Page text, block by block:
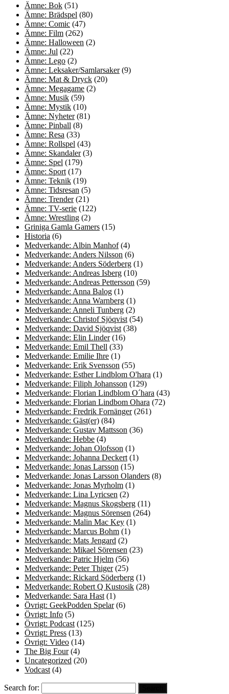
Ämne: Bok (51)
Ämne: Brädspel (80)
Ämne: Comic (47)
Ämne: Film (262)
Ämne: Halloween (2)
Ämne: Jul (22)
Ämne: Lego (2)
Ämne: Leksaker/Samlarsaker(9)
Ämne: Mat & Dryck (20)
Ämne: Megagame (2)
Ämne: Musik (59)
Ämne: Mystik (10)
Ämne: Nyheter(81)
Ämne: Pinball (8)
Ämne: Resa (33)
Ämne: Rollspel (43)
Ämne: Skandaler(3)
Ämne: Spel (179)
Ämne: Sport (17)
Ämne: Teknik (19)
Ämne: Tidsresan (5)
Ämne: Trender(21)
Ämne: TV-serie (122)
Ämne: Wrestling (2)
Griniga Gamla Gamers (15)
Historia (6)
Medverkande: Albin Manhof(4)
Medverkande: Anders Nilsson (6)
Medverkande: Anders Söderberg (1)
Medverkande: Andreas Isberg (10)
Medverkande: Andreas Pettersson (59)
Medverkande: Anna Balog (1)
Medverkande: Anna Warnberg (1)
Medverkande: Anneli Tunberg (2)
Medverkande: Christof Sjöqvist (54)
Medverkande: David Sjöqvist (38)
Medverkande: Elin Linder(16)
Medverkande: Emil Thell (33)
Medverkande: Emilie Ihre (1)
Medverkande: Erik Svensson (55)
Medverkande: Esther Lindblom O'hara (1)
Medverkande: Filiph Johansson (129)
Medverkande: Florian Lindblom O´hara (43)
Medverkande: Florian Lindbom Ohara (72)
Medverkande: Fredrik Fornänger(261)
Medverkande: Gäst(er) (84)
Medverkande: Gustav Mattsson (36)
Medverkande: Hebbe (4)
Medverkande: Johan Olofsson (1)
Medverkande: Johanna Deckert (1)
Medverkande: Jonas Larsson (15)
Medverkande: Jonas Larsson Olanders (8)
Medverkande: Jonas Myrholm (1)
Medverkande: Lina Lyricsen (2)
Medverkande: Magnus Skogsberg (11)
Medverkande: Magnus Sörensen (264)
Medverkande: Malin Mac Key (1)
Medverkande: Marcus Bohm (1)
Medverkande: Mats Jengard (2)
Medverkande: Mikael Sörensen (23)
Medverkande: Patric Hjelm (56)
Medverkande: Peter Thiger(25)
Medverkande: Rickard Söderberg (1)
Medverkande: Robert Q Kustosik (28)
Medverkande: Sara Hast (1)
Övrigt: GeekPodden Spelar(6)
Övrigt: Info (5)
Övrigt: Podcast (125)
Övrigt: Press (13)
Övrigt: Video (14)
The Big Four(4)
Uncategorized (20)
Vodcast (4)
Search for: